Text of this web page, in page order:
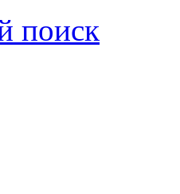
поиск